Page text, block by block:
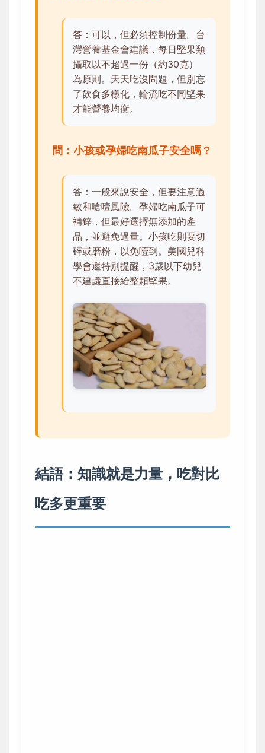
答：可以，但必須控制份量。台
灣營養基金會建議，每日堅果類
攝取以不超過一份（約30克）
為原則。天天吃沒問題，但別忘
了飲食多樣化，輪流吃不同堅果
才能營養均衡。
問：小孩或孕婦吃南瓜子安全嗎？
答：一般來說安全，但要注意過
敏和嗆噎風險。孕婦吃南瓜子可
補鋅，但最好選擇無添加的產
品，並避免過量。小孩吃則要切
碎或磨粉，以免噎到。美國兒科
學會還特別提醒，3歲以下幼兒
不建議直接給整顆堅果。
結語：知識就是力量，吃對比
吃多更重要